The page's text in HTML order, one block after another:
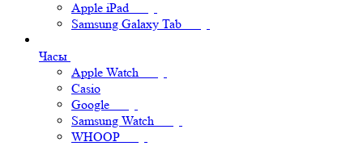
Apple iPad
Samsung Galaxy Tab
Часы
Apple Watch
Casio
Google
Samsung Watch
WHOOP